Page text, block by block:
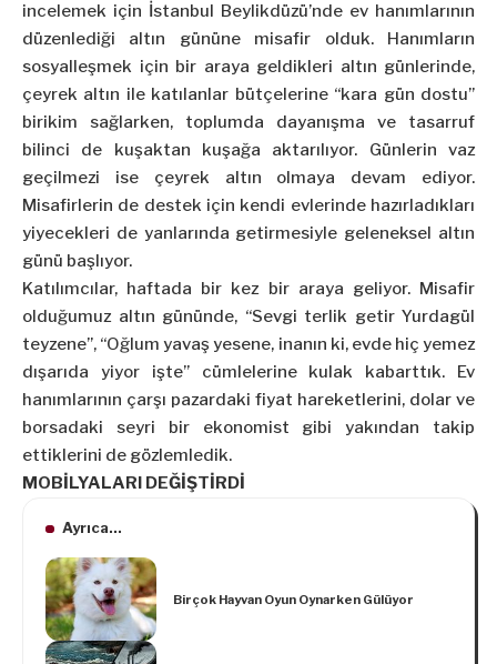
incelemek için İstanbul Beylikdüzü’nde ev hanımlarının
düzenlediği altın gününe misafir olduk. Hanımların
sosyalleşmek için bir araya geldikleri altın günlerinde,
çeyrek altın ile katılanlar bütçelerine “kara gün dostu”
birikim sağlarken, toplumda dayanışma ve tasarruf
bilinci de kuşaktan kuşağa aktarılıyor. Günlerin vaz
geçilmezi ise çeyrek altın olmaya devam ediyor.
Misafirlerin de destek için kendi evlerinde hazırladıkları
yiyecekleri de yanlarında getirmesiyle geleneksel altın
günü başlıyor.
Katılımcılar, haftada bir kez bir araya geliyor. Misafir
olduğumuz altın gününde, “Sevgi terlik getir Yurdagül
teyzene”, “Oğlum yavaş yesene, inanın ki, evde hiç yemez
dışarıda yiyor işte” cümlelerine kulak kabarttık. Ev
hanımlarının çarşı pazardaki fiyat hareketlerini, dolar ve
borsadaki seyri bir ekonomist gibi yakından takip
ettiklerini de gözlemledik.
MOBİLYALARI DEĞİŞTİRDİ
Ayrıca...
Birçok Hayvan Oyun Oynarken Gülüyor